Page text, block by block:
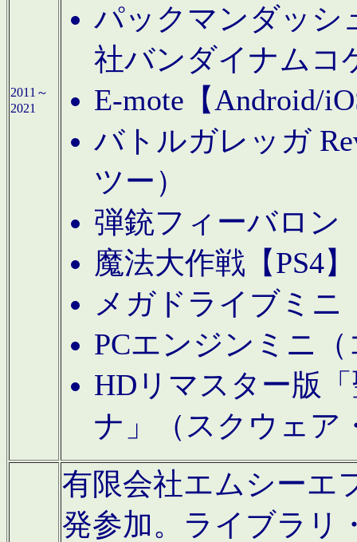
2011～
2021
パックマンダッシ
社バンダイナムコ
E-mote【Android/
バトルガレッガ
ツー）
弾銃フィーバロン
魔法大作戦【PS4
メガドライブミニ
PCエンジンミニ
HDリマスター版
ナ」（スクウェア
有限会社エムシーエ
発参加。ライブラリ